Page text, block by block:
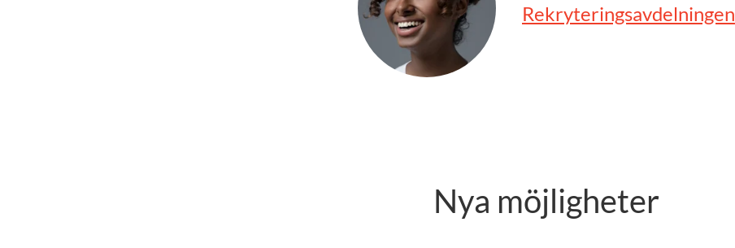
Rekryteringsavdelningen
Nya möjligheter